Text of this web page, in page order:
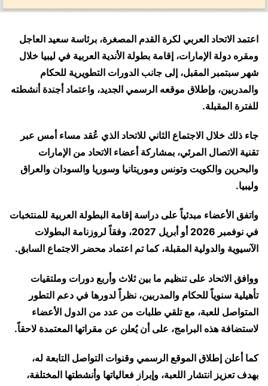
اعتمد الاتحاد العربي لكرة القدم المصغرة، برئاسة سعيد العاجل
ومقره دولة الإمارات، إقامة بطولة الأندية العربية في ليبيا خلال
شهر سبتمبر المقبل، إلى جانب الدورات التطويرية للحكام
والمدربين، وإطلاق موقعه الرسمي الجديد، واعتماد أجندة أنشطته
للفترة المقبلة.
جاء ذلك خلال الاجتماع الثاني للاتحاد الذي عُقد مساء أمس عبر
تقنية الاتصال المرئي، بمشاركة أعضاء الاتحاد من الإمارات
والبحرين والكويت وتونس وموريتانيا وسوريا والسودان والعراق
وليبيا.
واتفق الأعضاء مبدئياً على دراسة إقامة البطولة العربية للمنتخبات
في نوفمبر 2026 أو أبريل 2027، وفقاً لروزنامة البطولات
الآسيوية والدولية المقبلة، كما تم اعتماد محضر الاجتماع السابق.
ووافق الاتحاد على تنظيم ما بين ثلاث وأربع دورات وملتقيات
تأهيلية سنوياً للحكام والمدربين، نظراً لدورها في دعم التطور
المتواصل للعبة، مع تلقي طلبات من عدد من الدول الأعضاء
لاستضافة هذه البرامج، على أن يُعلن عن مقراتها المعتمدة لاحقاً.
كما أعلن إطلاق الموقع الرسمي وقنوات التواصل التابعة له،
بهدف تعزيز انتشار اللعبة، وإبراز فعالياتها وأنشطتها المختلفة،